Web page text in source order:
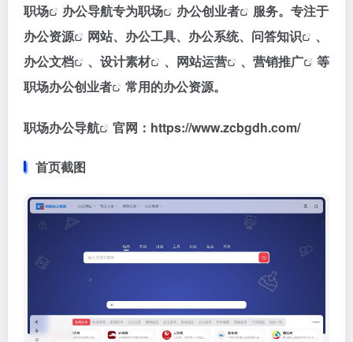
职场 办公导航专为职场 办公创业者
服务。专注于
办公资源
网站、办公工具、办公系统、 问答知识
、
办公文档
、 设计素材 、 网站运营 、 营销推广
等
职场办公创业者 常用的办公资源。
职场办公导航 官网：https://www.zcbgdh.com/
首页截图